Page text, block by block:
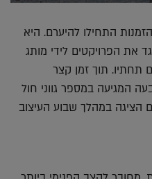
התחילו להיערם. היא
את הפרויקטים לידי מותג
תחתיו. תוך זמן קצר
המגיעה במספר גווני חול
הציגה במהלך שבוע העיצוב